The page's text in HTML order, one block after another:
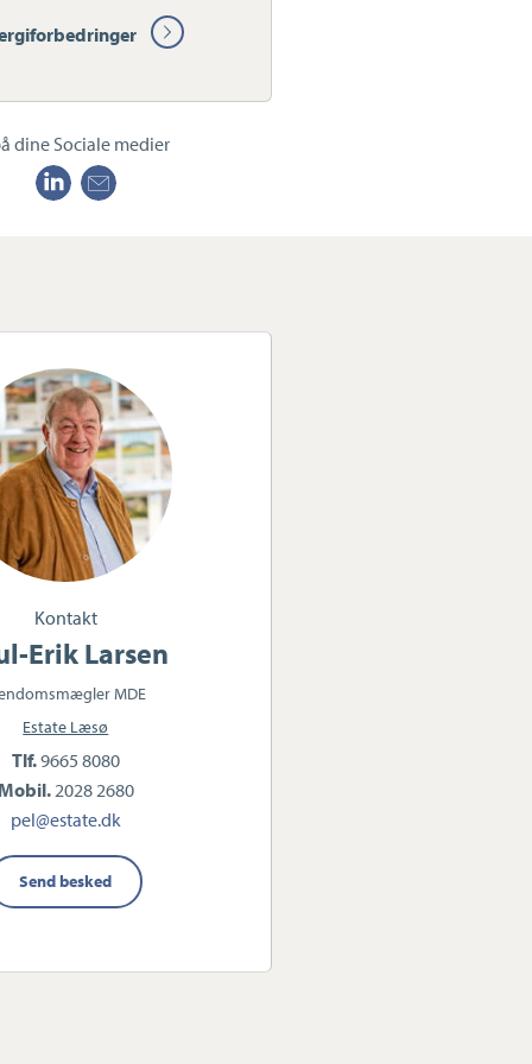
dine Sociale medier
Kontakt
Erik Larsen
MDE
Estate Læsø
Tlf.9665 8080
Mobil. 2028 2680
pel@estate.dk
Send besked